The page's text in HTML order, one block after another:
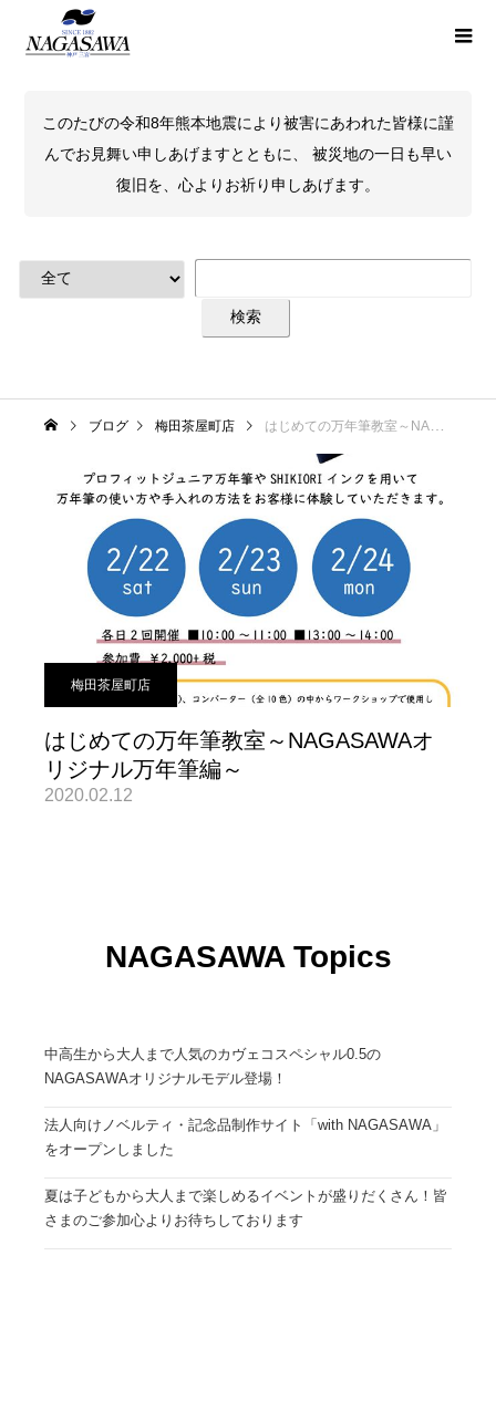
このたびの令和8年熊本地震により被害にあわれた皆様に謹
んでお見舞い申しあげますとともに、 被災地の一日も早い
復旧を、心よりお祈り申しあげます。
ブログ 梅田茶屋町店 はじめての万年筆教室～NAGASAWAオリジナル万年筆編～
梅田茶屋町店
はじめての万年筆教室～NAGASAWAオ
リジナル万年筆編～
2020.02.12
NAGASAWA Topics
中高生から大人まで人気のカヴェコスペシャル0.5の
NAGASAWAオリジナルモデル登場！
法人向けノベルティ・記念品制作サイト「with NAGASAWA」
をオープンしました
夏は子どもから大人まで楽しめるイベントが盛りだくさん！皆
さまのご参加心よりお待ちしております